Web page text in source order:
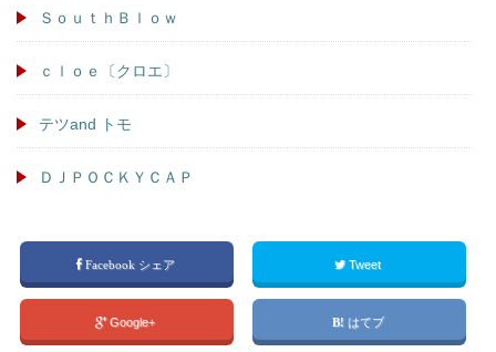
ＳｏｕｔｈＢｌｏｗ
ｃｌｏｅ〔クロエ〕
テツand トモ
ＤＪＰＯＣＫＹＣＡＰ
Facebook シェア Tweet
Google+ はてブ